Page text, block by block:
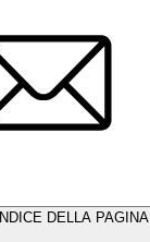
INDICE DELLA PAGINA